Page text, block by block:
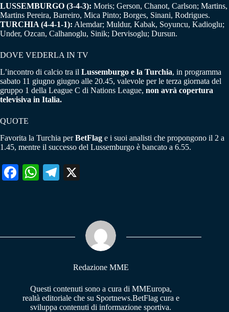
LUSSEMBURGO (3-4-3): Moris; Gerson, Chanot, Carlson; Martins,
Martins Pereira, Barreiro, Mica Pinto; Borges, Sinani, Rodrigues.
TURCHIA (4-4-1-1): Alemdar; Muldur, Kabak, Soyuncu, Kadioglu;
Under, Ozcan, Calhanoglu, Sinik; Dervisoglu; Dursun.
DOVE VEDERLA IN TV
L’incontro di calcio tra il Lussemburgo e la Turchia, in programma
sabato 11 giugno giugno alle 20.45, valevole per le terza giornata del
gruppo 1 della League C di Nations League, non avrà copertura
televisiva in Italia.
QUOTE
Favorita la Turchia perBetFlag e i suoi analisti che propongono il 2 a
1.45, mentre il successo del Lussemburgo è bancato a 6.55.
Fa W
pp
Te
m
Redazione MME
Questi contenuti sono a cura di MMEuropa,
realtà editoriale che su Sportnews.BetFlag cura e
sviluppa contenuti di informazione sportiva.